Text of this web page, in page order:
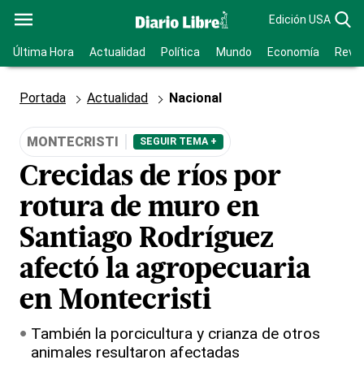
Edición USA
Última Hora Actualidad Política Mundo Economía
Portada Actualidad Nacional
MONTECRISTI SEGUIR TEMA +
Crecidas de ríos por
rotura de muro en
Santiago Rodríguez
afectó la agropecuaria
en Montecristi
También la porcicultura y crianza de otros
animales resultaron afectadas